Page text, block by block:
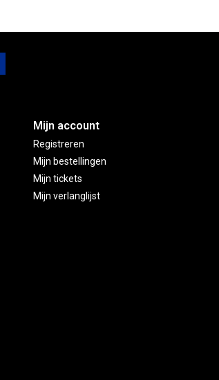
Mijn account
Registreren
Mijn bestellingen
Mijn tickets
Mijn verlanglijst